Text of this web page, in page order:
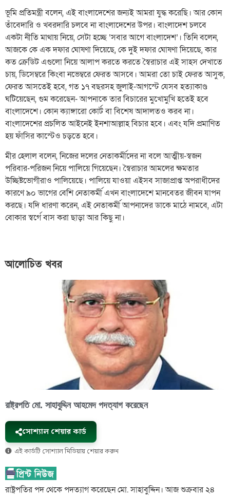
ভূমি প্রতিমন্ত্রী বলেন, এই বাংলাদেশের জন্যই আমরা যুদ্ধ করেছি। আর কোন
তাঁবেদারি ও খবরদারি চলবে না বাংলাদেশের উপর। বাংলাদেশ চলবে
একটা নীতি মাথায় নিয়ে, সেটা হচ্ছে ‘সবার আগে বাংলাদেশ’। তিনি বলেন,
আজকে কে এক দফার ঘোষণা দিয়েছে, কে দুই দফার ঘোষণা দিয়েছে, কার
কত ক্রেডিট এগুলো নিয়ে আলাপ করতে করতে স্বৈরাচার এই সাহস দেখাতে
চায়, ডিসেম্বরে কিংবা নভেম্বরে ফেরত আসবে। আমরা তো চাই ফেরত আসুক,
ফেরত আসতেই হবে, গত ১৭ বছরসহ জুলাই-আগস্টে যেসব হত্যাকাণ্ড
ঘটিয়েছেন, গুম করেছেন- আপনাকে তার বিচারের মুখোমুখি হতেই হবে
বাংলাদেশে। কোন ক্যাঙ্গারো কোর্ট বা বিশেষ আদালতও করব না।
বাংলাদেশের প্রচলিত আইনেই ইনশাআল্লাহ বিচার হবে। এবং যদি প্রমাণিত
হয় ফাঁসির কাস্টেও চড়তে হবে।
মীর হেলাল বলেন, নিজের দলের নেতাকর্মীদের না বলে আত্মীয়-স্বজন
পরিবার-পরিজন নিয়ে পালিয়ে গিয়েছেন। স্বৈরাচার আমলের ক্ষমতার
উচ্ছিষ্টভোগীরাও পালিয়েছে। পালিয়ে যাওয়া এইসব সাজাপ্রাপ্ত অপরাধীদের
কারণে ৯০ ভাগের বেশি নেতাকর্মী এখন বাংলাদেশে মানবেতর জীবন যাপন
করছে। যদি ধারণা করেন, এই নেতাকর্মী আপনাদের ডাকে মাঠে নামবে, এটা
বোকার স্বর্গে বাস করা ছাড়া আর কিছু না।
আলোচিত খবর
রাষ্ট্রপতি মো. সাহাবুদ্দিন আহমেদ পদত্যাগ করেছেন
সোশ্যাল শেয়ার কার্ড
এই কার্ডটি সোশ্যাল মিডিয়ায় শেয়ার করুন
রাষ্ট্রপতির পদ থেকে পদত্যাগ করেছেন মো. সাহাবুদ্দিন। আজ শুক্রবার ২৪